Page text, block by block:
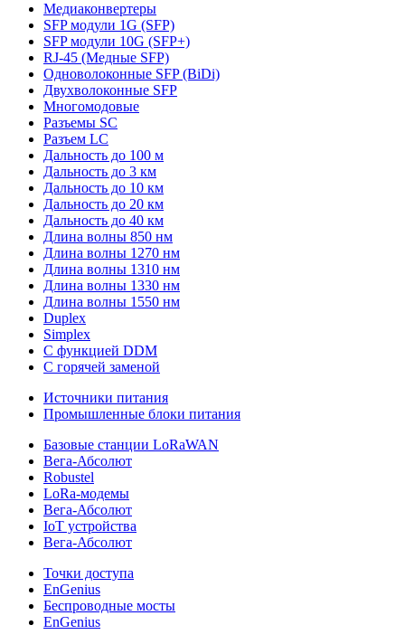
Медиаконвертеры
SFP модули 1G (SFP)
SFP модули 10G (SFP+)
RJ-45 (Медные SFP)
Одноволоконные SFP (BiDi)
Двухволоконные SFP
Многомодовые
Разъемы SC
Разъем LC
Дальность до 100 м
Дальность до 3 км
Дальность до 10 км
Дальность до 20 км
Дальность до 40 км
Длина волны 850 нм
Длина волны 1270 нм
Длина волны 1310 нм
Длина волны 1330 нм
Длина волны 1550 нм
Duplex
Simplex
С функцией DDM
С горячей заменой
Источники питания
Промышленные блоки питания
Базовые станции LoRaWAN
Вега-Абсолют
Robustel
LoRa-модемы
Вега-Абсолют
IoT устройства
Вега-Абсолют
Точки доступа
EnGenius
Беспроводные мосты
EnGenius